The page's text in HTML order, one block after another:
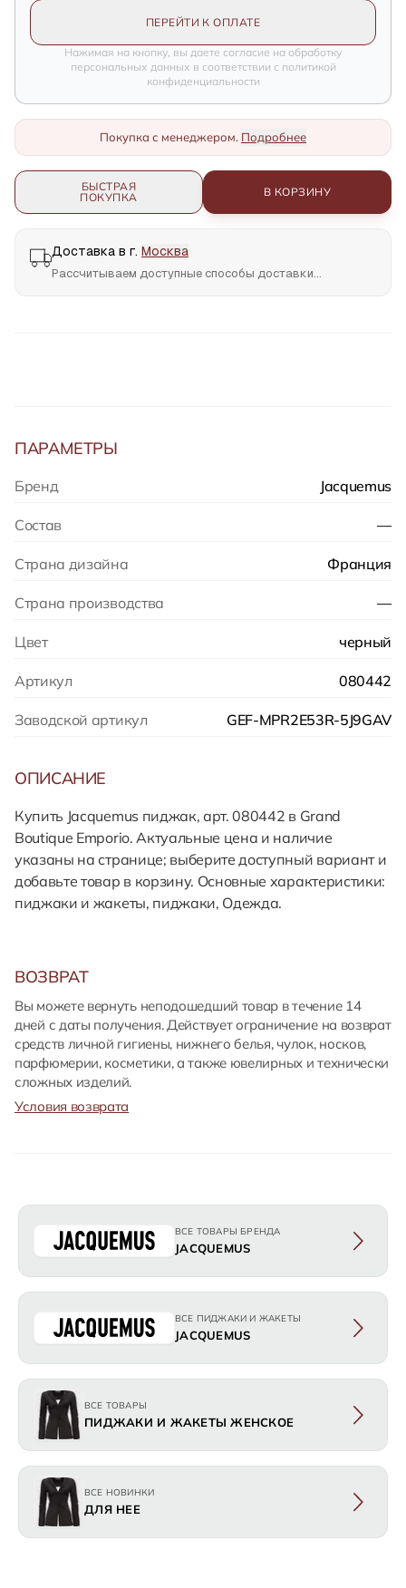
ПЕРЕЙТИ К ОПЛАТЕ
Нажимая на кнопку, вы даете согласие на обработку
персональных данных в соответствии с политикой
конфиденциальности
Покупка с менеджером. Подробнее
БЫСТРАЯ
ПОКУПКА
В КОРЗИНУ
Доставка в г. Москва
Рассчитываем доступные способы доставки...
ПАРАМЕТРЫ
Бренд Jacquemus
Состав —
Страна дизайна Франция
Страна производства —
Цвет черный
Артикул 080442
Заводской артикул GEF-MPR2E53R-5J9GAV
ОПИСАНИЕ
Купить Jacquemus пиджак, арт. 080442 в Grand
Boutique Emporio. Актуальные цена и наличие
указаны на странице; выберите доступный вариант и
добавьте товар в корзину. Основные характеристики:
пиджаки и жакеты, пиджаки, Одежда.
ВОЗВРАТ
Вы можете вернуть неподошедший товар в течение 14
дней с даты получения. Действует ограничение на возврат
средств личной гигиены, нижнего белья, чулок, носков,
парфюмерии, косметики, а также ювелирных и технически
сложных изделий.
Условия возврата
ВСЕ ТОВАРЫ БРЕНДА
JACQUEMUS
ВСЕ ПИДЖАКИ И ЖАКЕТЫ
JACQUEMUS
ВСЕ ТОВАРЫ
ПИДЖАКИ И ЖАКЕТЫ ЖЕНСКОЕ
ВСЕ НОВИНКИ
ДЛЯ НЕЕ